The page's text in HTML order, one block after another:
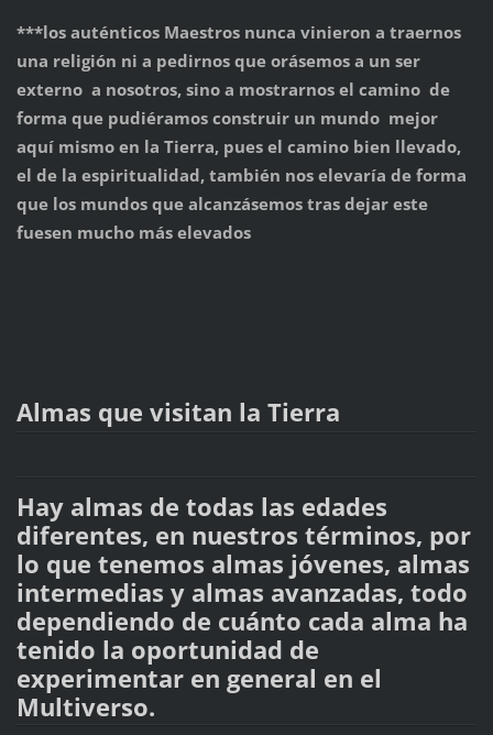
***los auténticos Maestros nunca vinieron a traernos
una religión ni a pedirnos que orásemos a un ser
externo a nosotros, sino a mostrarnos el camino de
forma que pudiéramos construir un mundo mejor
aquí mismo en la Tierra, pues el camino bien llevado,
el de la espiritualidad, también nos elevaría de forma
que los mundos que alcanzásemos tras dejar este
fuesen mucho más elevados
Almas que visitan la Tierra
Hay almas de todas las edades
diferentes, en nuestros términos, por
lo que tenemos almas jóvenes, almas
intermedias y almas avanzadas, todo
dependiendo de cuánto cada alma ha
tenido la oportunidad de
experimentar en general en el
Multiverso.